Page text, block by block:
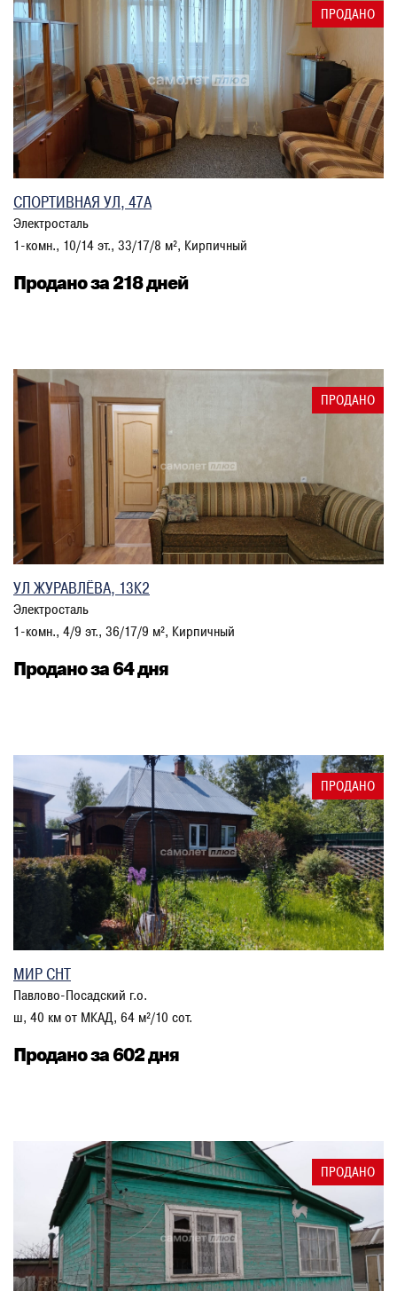
СПОРТИВНАЯ УЛ, 47А
Электросталь
1-комн., 10/14 эт., 33/17/8 м², Кирпичный
Продано за 218 дней
ПРОДАНО
УЛ ЖУРАВЛЁВА, 13К2
Электросталь
1-комн., 4/9 эт., 36/17/9 м², Кирпичный
Продано за 64 дня
ПРОДАНО
МИР СНТ
Павлово-Посадский г.о.
ш, 40 км от МКАД, 64 м²/10 сот.
Продано за 602 дня
ПРОДАНО
ПРОДАНО